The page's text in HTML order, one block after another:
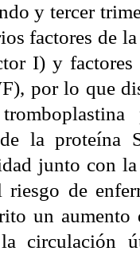
y tercer
factores de
I) y
por lo que
la proteína
junto con
riesgo de
un
circulación